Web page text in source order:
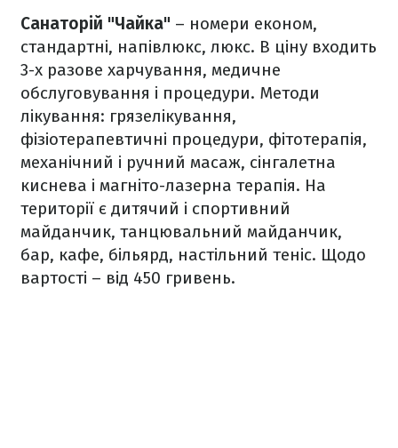
Санаторій "Чайка" – номери економ,
стандартні, напівлюкс, люкс. В ціну входить
3-х разове харчування, медичне
обслуговування і процедури. Методи
лікування: грязелікування,
фізіотерапевтичні процедури, фітотерапія,
механічний і ручний масаж, сінгалетна
киснева і магніто-лазерна терапія. На
території є дитячий і спортивний
майданчик, танцювальний майданчик,
бар, кафе, більярд, настільний теніс. Щодо
вартості – від 450 гривень.